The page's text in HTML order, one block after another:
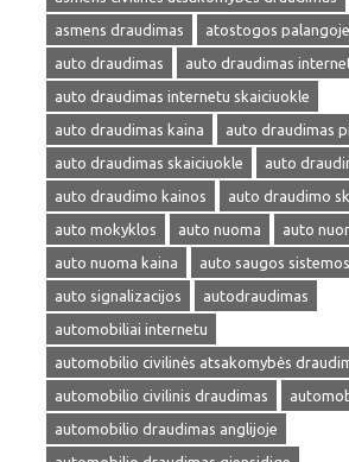
asmens draudimas
atostogos palangoje
auto draudimas
auto draudimas
auto draudimas internetu skaiciuokle
auto draudimas kaina
auto draudimas
auto draudimas skaiciuokle
auto
auto draudimo kainos
auto draudimo
auto mokyklos
auto nuoma
auto
auto nuoma kaina
auto saugos sistemos
auto signalizacijos
autodraudimas
automobiliai internetu
automobilio civilinės atsakomybės
automobilio civilinis draudimas
automobilio draudimas anglijoje